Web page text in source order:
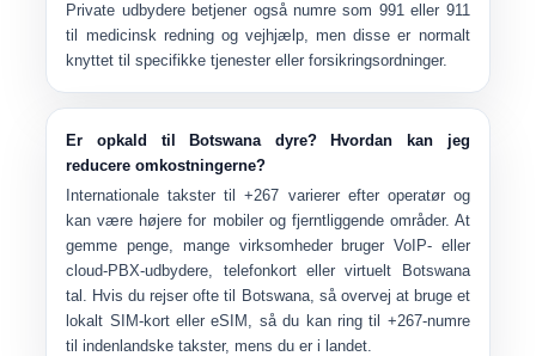
Private udbydere betjener også numre som 991 eller 911
til medicinsk redning og vejhjælp, men disse er normalt
knyttet til specifikke tjenester eller forsikringsordninger.
Er opkald til Botswana dyre? Hvordan kan jeg
reducere omkostningerne?
Internationale takster til +267 varierer efter operatør og
kan være højere for mobiler og fjerntliggende områder. At
gemme penge, mange virksomheder bruger VoIP- eller
cloud-PBX-udbydere, telefonkort eller virtuelt Botswana
tal . Hvis du rejser ofte til Botswana, så overvej at bruge et
lokalt SIM-kort eller eSIM, så du kan ring til +267-numre
til indenlandske takster, mens du er i landet.